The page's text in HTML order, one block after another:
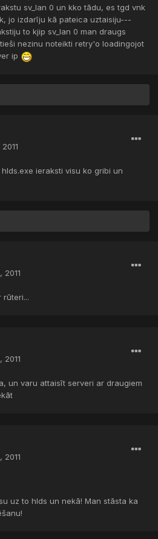
sv_lan 0 un kko tādu, es tgd vnk
jo izdarīju kā pateica uztaisiju---
to kjip sv_lan 0 man draugs
nezinu noteikti retry'o loadingojot
ip
ieraksti visu ko gribi un
2011
rūteri...
2011
un varu attaisīt serveri ar draugiem
2011
uz to hlds un nekā! Man stāsta ka